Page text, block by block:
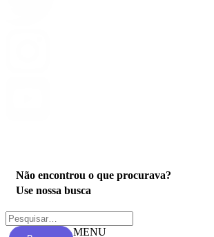
Não encontrou o que procurava?
Use nossa busca
MENU